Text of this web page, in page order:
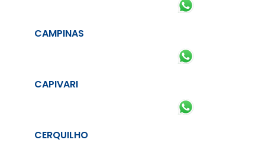
CAMPINAS
CAPIVARI
CERQUILHO